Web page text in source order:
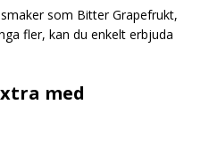
som Bitter Grapefrukt,
fler, kan du enkelt erbjuda
med